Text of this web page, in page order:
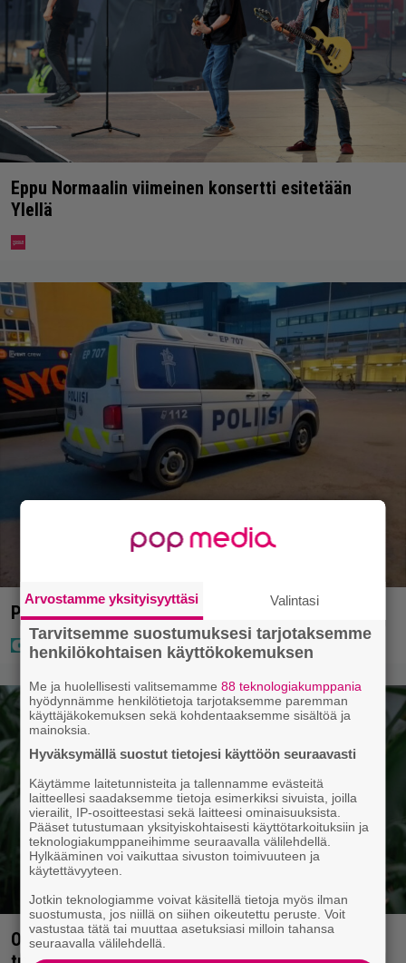
Eppu Normaalin viimeinen konsertti esitetään
Ylellä
Poliisi teki surullisen löydön Lohjalla
Ohjaaja lähti kalppimaan 870 miljoonaa dollaria
Arvostamme yksityisyyttäsi Valintasi
Tarvitsemme suostumuksesi tarjotaksemme
henkilökohtaisen käyttökokemuksen
Me ja huolellisesti valitsemamme88 teknologiakumppania
hyödynnämme henkilötietoja tarjotaksemme paremman
käyttäjäkokemuksen sekä kohdentaaksemme sisältöä ja
mainoksia.
Hyväksymällä suostut tietojesi käyttöön seuraavasti
Käytämme laitetunnisteita ja tallennamme evästeitä
laitteellesi saadaksemme tietoja esimerkiksi sivuista, joilla
vierailit, IP-osoitteestasi sekä laitteesi ominaisuuksista.
Pääset tutustumaan yksityiskohtaisesti käyttötarkoituksiin ja
teknologiakumppaneihimme seuraavalla välilehdellä.
Hylkääminen voi vaikuttaa sivuston toimivuuteen ja
käytettävyyteen.
Jotkin teknologiamme voivat käsitellä tietoja myös ilman
suostumusta, jos niillä on siihen oikeutettu peruste. Voit
vastustaa tätä tai muuttaa asetuksiasi milloin tahansa
seuraavalla välilehdellä.